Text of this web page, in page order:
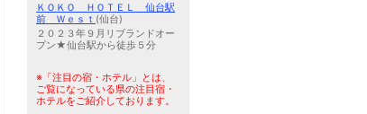
ＫＯＫＯ ＨＯＴＥＬ 仙台駅
前 Ｗｅｓｔ (仙台)
２０２３年９月リブランドオー
プン★仙台駅から徒歩５分
※「注目の宿・ホテル」とは、
ご覧になっている県の注目宿・
ホテルをご紹介しております。